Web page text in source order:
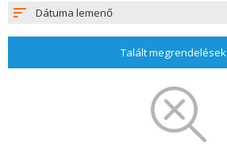
Dátuma lemenő
Talált megrendelések